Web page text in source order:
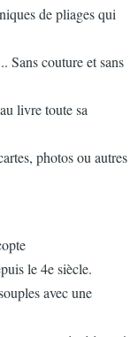
de pliages qui
Sans couture et sans
livre toute sa
photos ou autres
le 4e siècle.
avec une